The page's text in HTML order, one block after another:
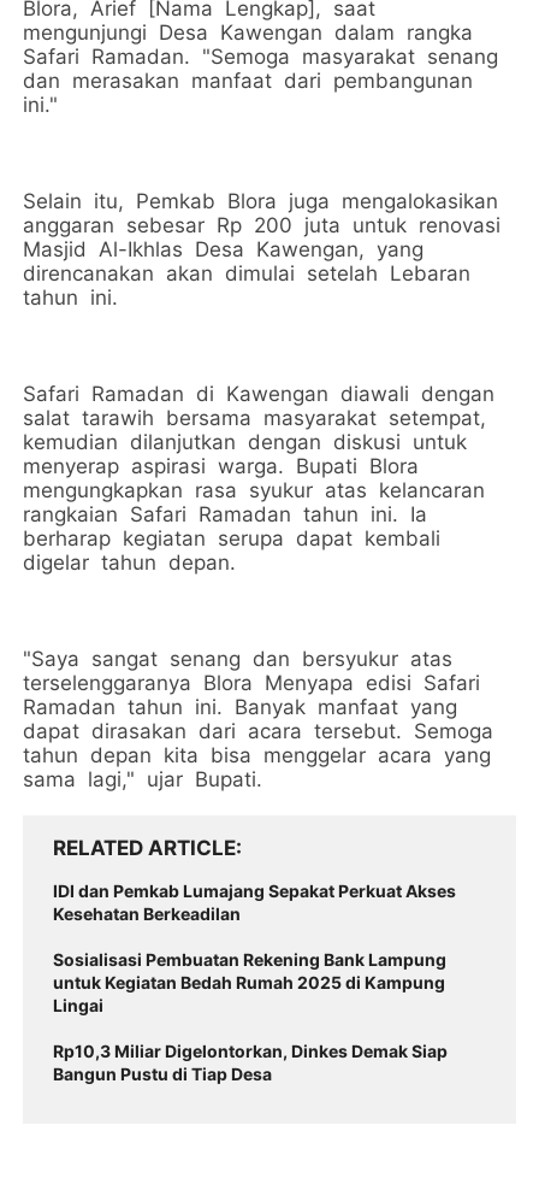
Blora, Arief [Nama Lengkap], saat
mengunjungi Desa Kawengan dalam rangka
Safari Ramadan. "Semoga masyarakat senang
dan merasakan manfaat dari pembangunan
ini."
Selain itu, Pemkab Blora juga mengalokasikan
anggaran sebesar Rp 200 juta untuk renovasi
Masjid Al-Ikhlas Desa Kawengan, yang
direncanakan akan dimulai setelah Lebaran
tahun ini.
Safari Ramadan di Kawengan diawali dengan
salat tarawih bersama masyarakat setempat,
kemudian dilanjutkan dengan diskusi untuk
menyerap aspirasi warga. Bupati Blora
mengungkapkan rasa syukur atas kelancaran
rangkaian Safari Ramadan tahun ini. Ia
berharap kegiatan serupa dapat kembali
digelar tahun depan.
"Saya sangat senang dan bersyukur atas
terselenggaranya Blora Menyapa edisi Safari
Ramadan tahun ini. Banyak manfaat yang
dapat dirasakan dari acara tersebut. Semoga
tahun depan kita bisa menggelar acara yang
sama lagi," ujar Bupati.
RELATED ARTICLE
IDI dan Pemkab Lumajang Sepakat Perkuat Akses
Kesehatan Berkeadilan
Sosialisasi Pembuatan Rekening Bank Lampung
untuk Kegiatan Bedah Rumah 2025 di Kampung
Lingai
Rp10,3 Miliar Digelontorkan, Dinkes Demak Siap
Bangun Pustu di Tiap Desa